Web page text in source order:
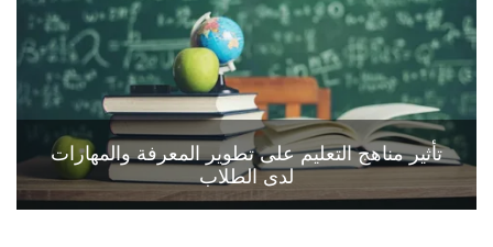
تأثير مناهج التعليم على تطوير المعرفة والمهارات
لدى الطلاب